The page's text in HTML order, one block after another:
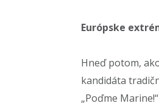
Európske
Hneď potom,
kandidáta
„Poďme